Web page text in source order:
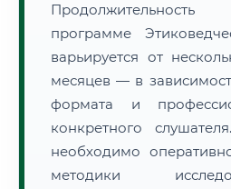
программе
варьируется от
месяцев — в
формата и
конкретного
необходимо
методики